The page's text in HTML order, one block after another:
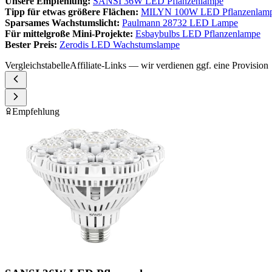
Tipp für etwas größere Flächen: MILYN 100W LED
Sparsames Wachstumslicht: Paulmann 28732 LED Lampe
Für mittelgroße Mini-Projekte: Esbaybulbs LED Pflanzenlampe
Bester Preis: Zerodis LED Wachstumslampe
VergleichstabelleAffiliate-Links — wir verdienen ggf. eine Provision
Empfehlung